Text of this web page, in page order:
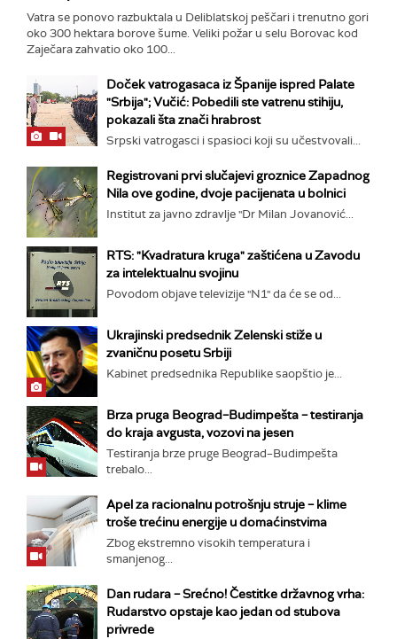
Vatra se ponovo razbuktala u Deliblatskoj peščari i trenutno gori
oko 300 hektara borove šume. Veliki požar u selu Borovac kod
Zaječara zahvatio oko 100...
Doček vatrogasaca iz Španije ispred Palate
"Srbija"; Vučić: Pobedili ste vatrenu stihiju,
pokazali šta znači hrabrost
Srpski vatrogasci i spasioci koji su učestvovali...
Registrovani prvi slučajevi groznice Zapadnog
Nila ove godine, dvoje pacijenata u bolnici
Institut za javno zdravlje "Dr Milan Jovanović...
RTS: "Kvadratura kruga" zaštićena u Zavodu
za intelektualnu svojinu
Povodom objave televizije "N1" da će se od...
Ukrajinski predsednik Zelenski stiže u
zvaničnu posetu Srbiji
Kabinet predsednika Republike saopštio je...
Brza pruga Beograd–Budimpešta – testiranja
do kraja avgusta, vozovi na jesen
Testiranja brze pruge Beograd–Budimpešta
trebalo...
Apel za racionalnu potrošnju struje – klime
troše trećinu energije u domaćinstvima
Zbog ekstremno visokih temperatura i
smanjenog...
Dan rudara – Srećno! Čestitke državnog vrha:
Rudarstvo opstaje kao jedan od stubova
privrede